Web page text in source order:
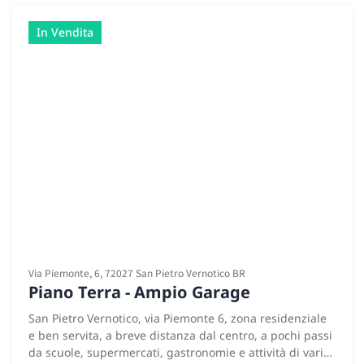
In Vendita
Via Piemonte, 6, 72027 San Pietro Vernotico BR
Piano Terra - Ampio Garage
San Pietro Vernotico, via Piemonte 6, zona residenziale
e ben servita, a breve distanza dal centro, a pochi passi
da scuole, supermercati, gastronomie e attività di vario